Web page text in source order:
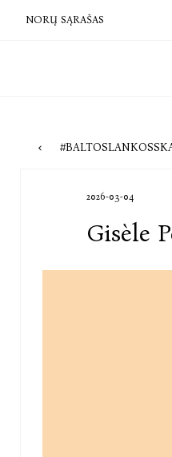
NORŲ SĄRAŠAS
#BALTOSLANKOSSKAITO:
2026-03-04
Gisèle